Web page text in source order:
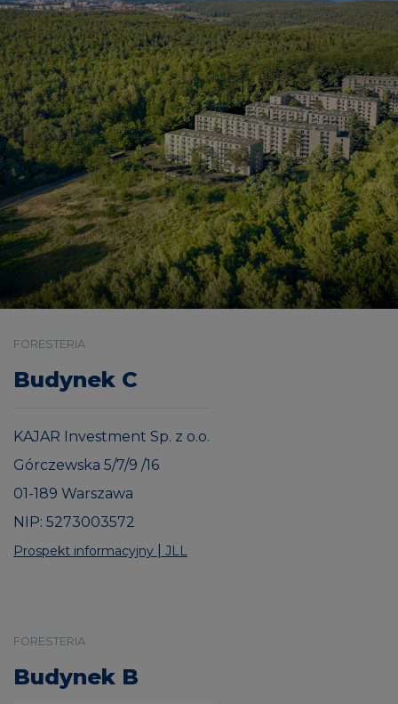
FORESTERIA
Budynek C
KAJAR Investment Sp. z o.o.
Górczewska 5/7/9 /16
01-189 Warszawa
NIP: 5273003572
Prospekt informacyjny JLL
FORESTERIA
Budynek B